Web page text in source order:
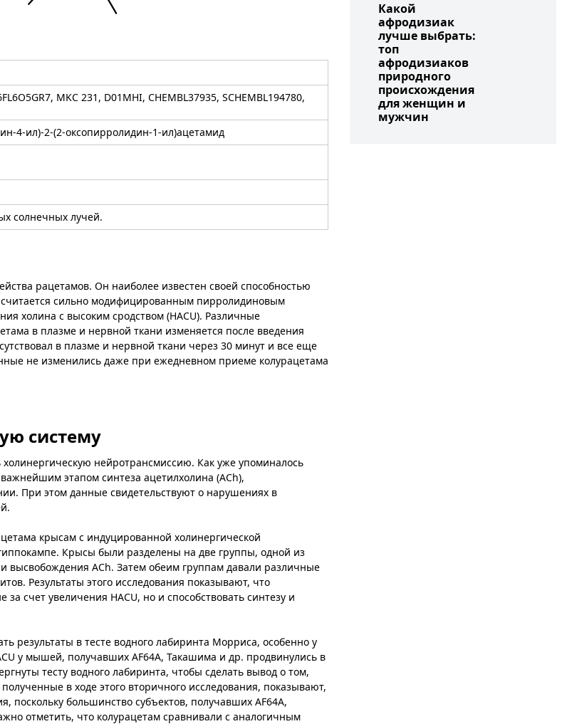
MKC 231, D01MHI, CHEMBL37935, SCHEMBL194780,
4-ил)-2-(2-оксопирролидин-1-ил)ацетамид
солнечных лучей.
рацетамов. Он наиболее известен своей способностью
сильно модифицированным пирролидиновым
холина с высоким сродством (HACU). Различные
в плазме и нервной ткани изменяется после введения
в плазме и нервной ткани через 30 минут и все еще
не изменились даже при ежедневном приеме колурацетама
систему
нейротрансмиссию. Как уже упоминалось
этапом синтеза ацетилхолина (ACh),
При этом данные свидетельствуют о нарушениях в
крысам с индуцированной холинергической
Крысы были разделены на две группы, одной из
высвобождения ACh. Затем обеим группам давали различные
Результаты этого исследования показывают, что
счет увеличения HACU, но и способствовать синтезу и
результаты в тесте водного лабиринта Морриса, особенно у
у мышей, получавших AF64A, Такашима и др. продвинулись в
тесту водного лабиринта, чтобы сделать вывод о том,
в ходе этого вторичного исследования, показывают,
поскольку большинство субъектов, получавших AF64A,
отметить, что колурацетам сравнивали с аналогичным
Какой
афродизиак
лучше выбрать:
топ
афродизиаков
природного
происхождения
для женщин и
мужчин